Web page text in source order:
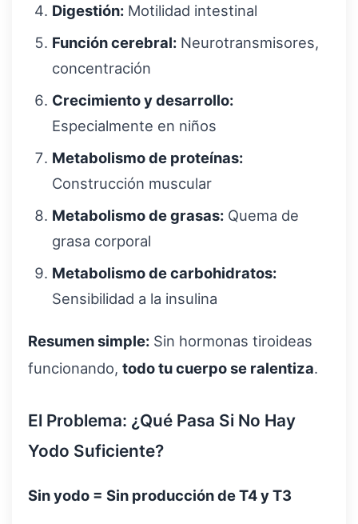
Digestión: Motilidad intestinal
Función cerebral: Neurotransmisores,
concentración
Crecimiento y desarrollo:
Especialmente en niños
Metabolismo de proteínas:
Construcción muscular
Metabolismo de grasas: Quema de
grasa corporal
Metabolismo de carbohidratos:
Sensibilidad a la insulina
Resumen simple: Sin hormonas tiroideas
funcionando, todo tu cuerpo se ralentiza.
El Problema: ¿Qué Pasa Si No Hay
Yodo Suficiente?
Sin yodo = Sin producción de T4 y T3